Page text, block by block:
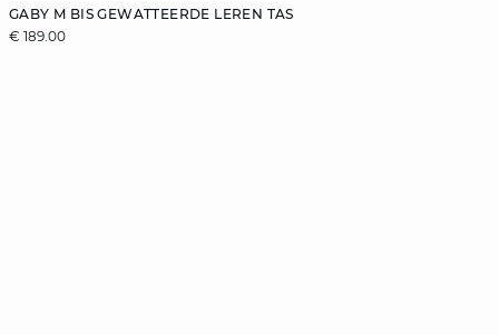
GABY M BIS GEWATTEERDE LEREN TAS
€ 189.00